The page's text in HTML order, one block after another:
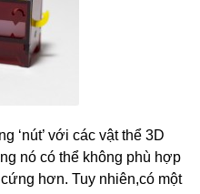
‘nút’ với các vật thể 3D
nó có thể không phù hợp
hơn. Tuy nhiên,có một